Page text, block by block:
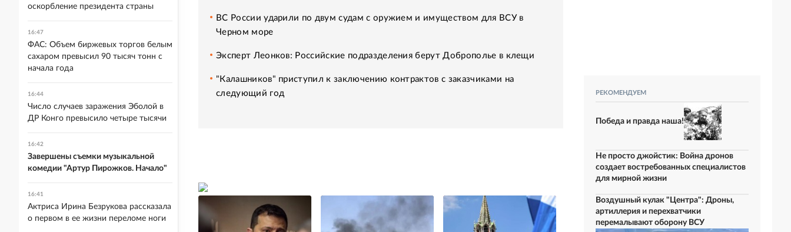
ВС России ударили по двум судам с оружием и имуществом для ВСУ в
Черном море
Эксперт Леонков: Российские подразделения берут Доброполье в клещи
"Калашников" приступил к заключению контрактов с заказчиками на
следующий год
РЕКОМЕНДУЕМ
Победа и правда наша!
Не просто джойстик: Война дронов
создает востребованных специалистов
для мирной жизни
Воздушный кулак "Центра": Дроны,
артиллерия и перехватчики
перемалывают оборону ВСУ
оскорбление президента страны
16:47
ФАС: Объем биржевых торгов белым
сахаром превысил 90 тысяч тонн с
начала года
16:44
Число случаев заражения Эболой в
ДР Конго превысило четыре тысячи
16:42
Завершены съемки музыкальной
комедии "Артур Пирожков. Начало"
16:41
Актриса Ирина Безрукова рассказала
о первом в ее жизни переломе ноги